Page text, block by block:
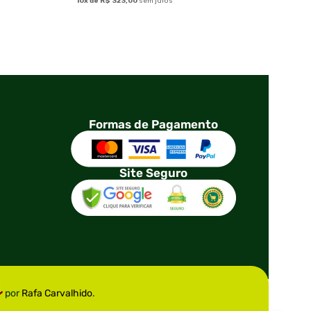
Formas de Pagamento
Site Seguro
porRafa Carvalhido.